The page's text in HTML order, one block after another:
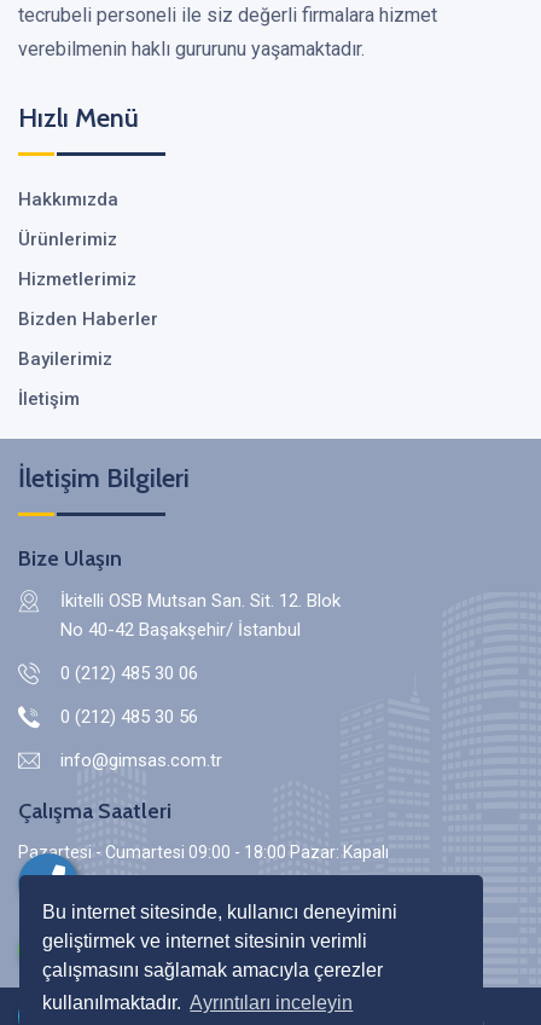
Bu internet sitesinde, kullanıcı deneyimini
geliştirmek ve internet sitesinin verimli
çalışmasını sağlamak amacıyla çerezler
kullanılmaktadır. Ayrıntıları inceleyin
tecrubeli personeli ile siz değerli firmalara hizmet
verebilmenin haklı gururunu yaşamaktadır.
Hızlı Menü
Hakkımızda
Ürünlerimiz
Hizmetlerimiz
Bizden Haberler
Bayilerimiz
İletişim
İletişim Bilgileri
Bize Ulaşın
İkitelli OSB Mutsan San. Sit. 12. Blok
No 40-42 Başakşehir/ İstanbul
0 (212) 485 30 06
0 (212) 485 30 56
info@gimsas.com.tr
Çalışma Saatleri
Pazartesi - Cumartesi 09:00 - 18:00 Pazar: Kapalı